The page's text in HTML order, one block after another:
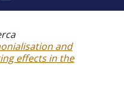
and
effects in the